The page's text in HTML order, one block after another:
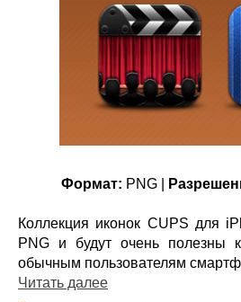
Формат: PNG |
Коллекция иконок CUPS для
PNG и будут очень полезны
обычным пользователям
Читать далее